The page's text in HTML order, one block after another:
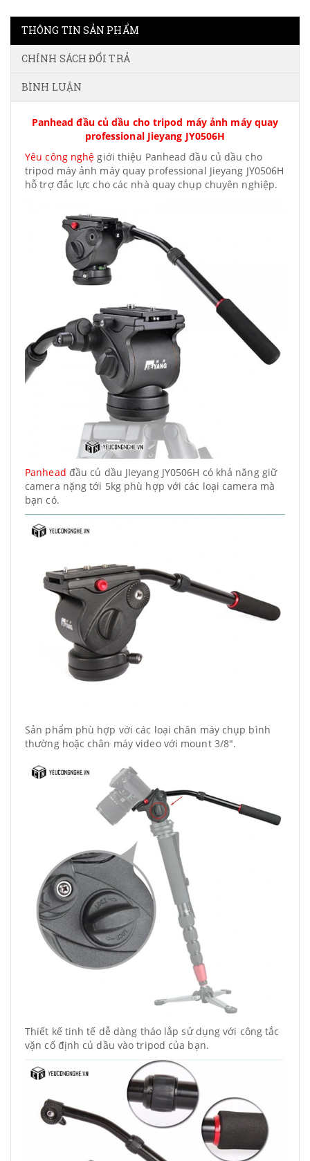
THÔNG TIN SẢN PHẨM
CHÍNH SÁCH ĐỔI TRẢ
BÌNH LUẬN
Panhead đầu củ dầu cho tripod máy ảnh máy quay
professional Jieyang JY0506H
Yêu công nghệ giới thiệu Panhead đầu củ dầu cho
tripod máy ảnh máy quay professional Jieyang JY0506H
hỗ trợ đắc lực cho các nhà quay chụp chuyên nghiệp.
Panhead đầu củ dầu JIeyang JY0506H có khả năng giữ
camera nặng tới 5kg phù hợp với các loại camera mà
bạn có.
Sản phẩm phù hợp với các loại chân máy chụp bình
thường hoặc chân máy video với mount 3/8".
Thiết kế tinh tế dễ dàng tháo lắp sử dụng với công tắc
vặn cố định củ dầu vào tripod của bạn.